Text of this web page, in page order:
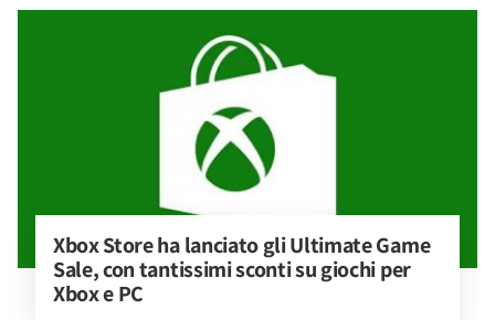
Xbox Store ha lanciato gli Ultimate Game
Sale, con tantissimi sconti su giochi per
Xbox e PC